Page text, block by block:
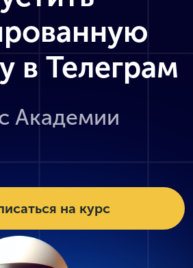
в Телеграм
Академии
на курс